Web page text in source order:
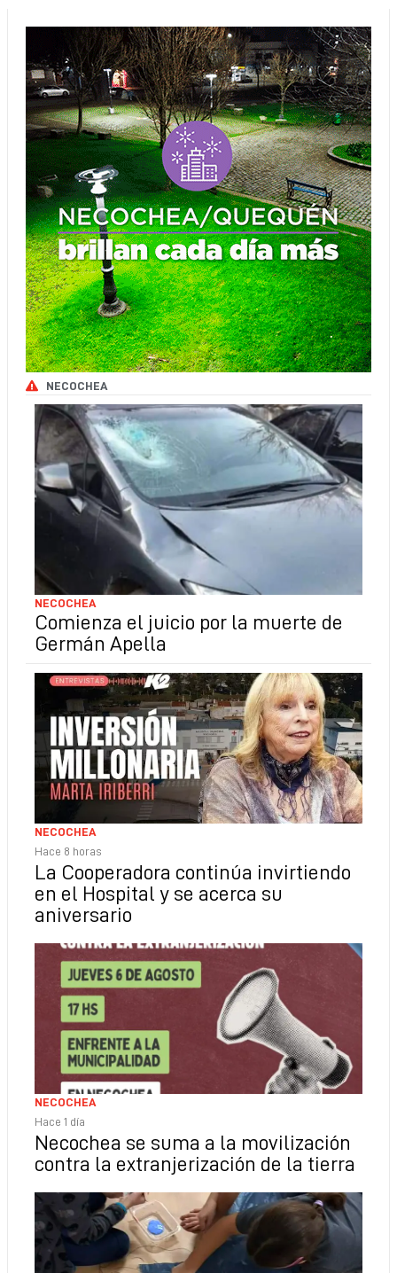
NECOCHEA
NECOCHEA
Comienza el juicio por la muerte de
Germán Apella
NECOCHEA
Hace 8 horas
La Cooperadora continúa invirtiendo
en el Hospital y se acerca su
aniversario
NECOCHEA
Hace 1 día
Necochea se suma a la movilización
contra la extranjerización de la tierra